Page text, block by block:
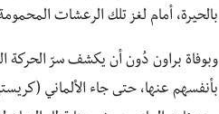
بالحيرة، أمام لغز تلك الرعشات
وبوفاة براون دُون أن يكشف سرّ الحركة
بأنفسهم عنها، حتى جاء الألماني